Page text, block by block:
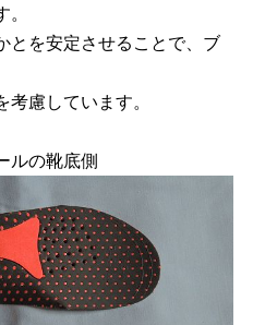
とを安定させることで、ブ
慮しています。
ルの靴底側